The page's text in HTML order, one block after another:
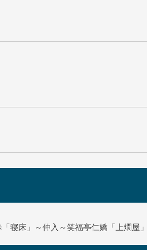
寝床」～仲入～笑福亭仁嬌「上燗屋